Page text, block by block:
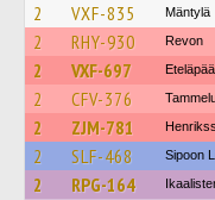
2 VXF-835 Mäntylä
2 RHY-930 Revon
2 VXF-697 Eteläpää
2 CFV-376
2 ZJM-781
2 SLF-468 Sipoon
2 RPG-164